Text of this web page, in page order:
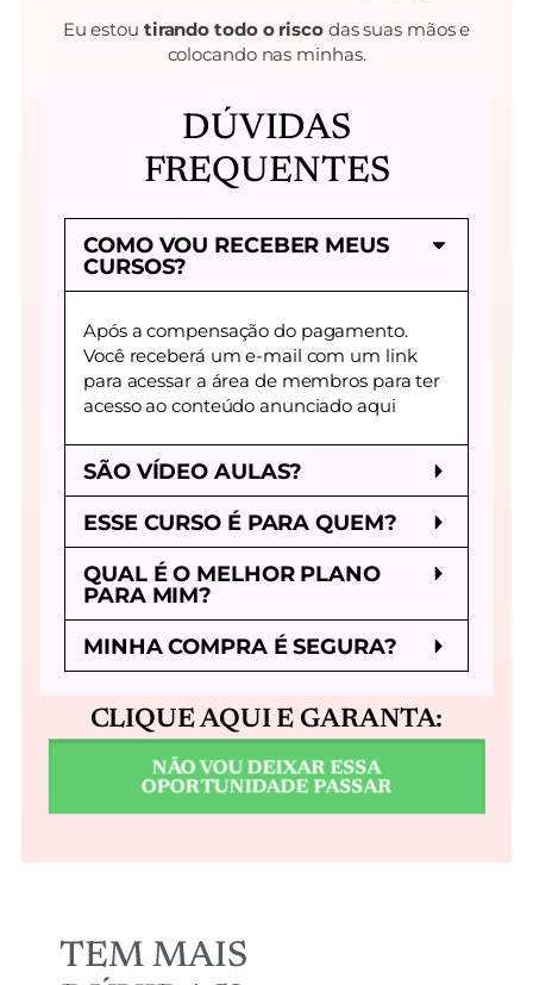
Eu estou tirando todo o riscodas suas mãos e
colocando nas minhas.
DÚVIDAS
FREQUENTES
COMO VOU RECEBER MEUS
CURSOS?
Após a compensação do pagamento.
Você receberá um e-mail com um link
para acessar a área de membros para ter
acesso ao conteúdo anunciado aqui
SÃO VÍDEO AULAS?
ESSE CURSO É PARA QUEM?
QUAL É O MELHOR PLANO
PARA MIM?
MINHA COMPRA É SEGURA?
CLIQUE AQUI E GARANTA:
NÃO VOU DEIXAR ESSA
OPORTUNIDADE PASSAR
TEM MAIS